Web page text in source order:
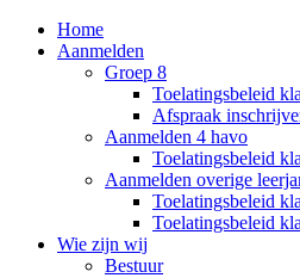
Home
Aanmelden
Groep 8
Toelatingsbeleid
Afspraak
Aanmelden 4 havo
Toelatingsbeleid
Aanmelden overige
Toelatingsbeleid
Toelatingsbeleid
Wie zijn wij
Bestuur